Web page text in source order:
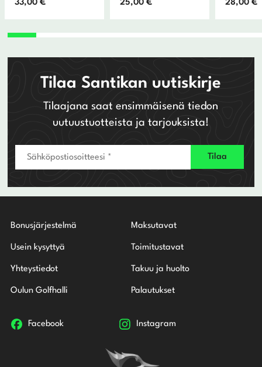
33,00€ 25,00€ 28,00€
Tilaa Santikan uutiskirje
Tilaajana saat ensimmäisenä tiedon
uutuustuotteista ja tarjouksista!
Bonusjärjestelmä
Usein kysyttyä
Yhteystiedot
Oulun Golfhalli
Maksutavat
Toimitustavat
Takuu ja huolto
Palautukset
Facebook Instagram